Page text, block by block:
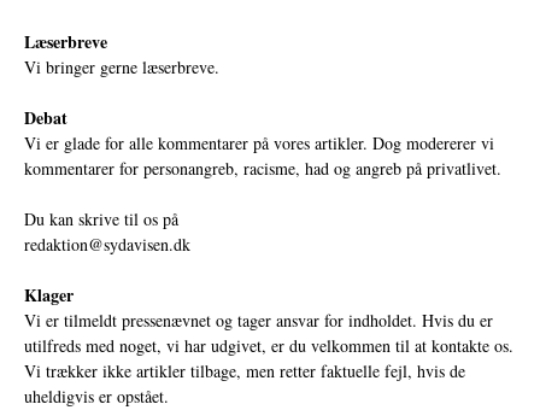
Læserbreve
Vi bringer gerne læserbreve.
Debat
Vi er glade for alle kommentarer på vores artikler. Dog modererer vi
kommentarer for personangreb, racisme, had og angreb på privatlivet.
Du kan skrive til os på
redaktion@sydavisen.dk
Klager
Vi er tilmeldt pressenævnet og tager ansvar for indholdet. Hvis du er
utilfreds med noget, vi har udgivet, er du velkommen til at kontakte os.
Vi trækker ikke artikler tilbage, men retter faktuelle fejl, hvis de
uheldigvis er opstået.